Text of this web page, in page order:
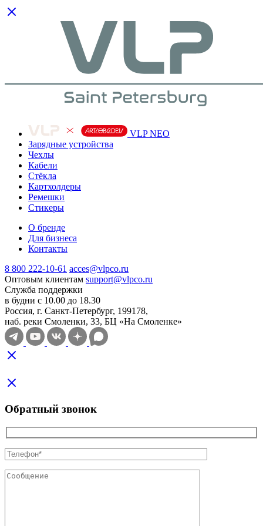
VLP NEO
Зарядные устройства
Чехлы
Кабели
Cтёкла
Картхолдеры
Ремешки
Стикеры
О бренде
Для бизнеса
Контакты
8 800 222-10-61 acces@vlpco.ru
Оптовым клиентам support@vlpco.ru
Служба поддержки
в будни с 10.00 до 18.30
Россия, г. Санкт-Петербург, 199178,
наб. реки Смоленки, 33, БЦ «На Смоленке»
Обратный звонок